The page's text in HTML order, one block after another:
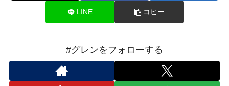
LINE コピー
#グレンをフォローする